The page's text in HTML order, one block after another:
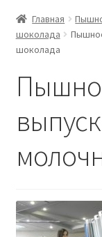
Главная
шоколада
шоколада